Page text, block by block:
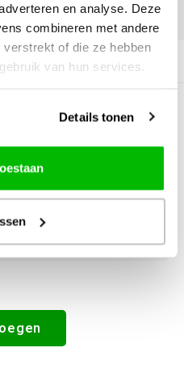
en analyse. Deze
combineren met andere
of die ze hebben
van hun services.
Details tonen